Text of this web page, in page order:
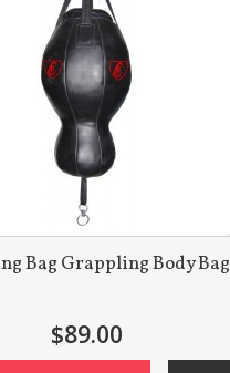
Bag Grappling Body Bag
$89.00